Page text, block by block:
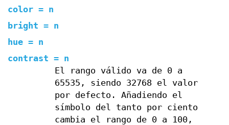
color = n
bright = n
hue = n
contrast = n
El rango válido va de 0 a
65535, siendo 32768 el valor
por defecto. Añadiendo el
símbolo del tanto por ciento
cambia el rango de 0 a 100,